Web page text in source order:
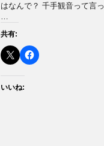
はなんで？ 千手観音って言っ
…
共有:
いいね: